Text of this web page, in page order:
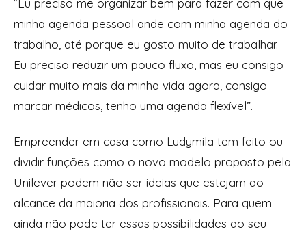
“Eu preciso me organizar bem para fazer com que
minha agenda pessoal ande com minha agenda do
trabalho, até porque eu gosto muito de trabalhar.
Eu preciso reduzir um pouco fluxo, mas eu consigo
cuidar muito mais da minha vida agora, consigo
marcar médicos, tenho uma agenda flexível”.
Empreender em casa como Ludymila tem feito ou
dividir funções como o novo modelo proposto pela
Unilever podem não ser ideias que estejam ao
alcance da maioria dos profissionais. Para quem
ainda não pode ter essas possibilidades ao seu